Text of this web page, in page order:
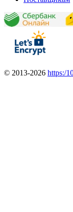
© 2013-2026 https:/